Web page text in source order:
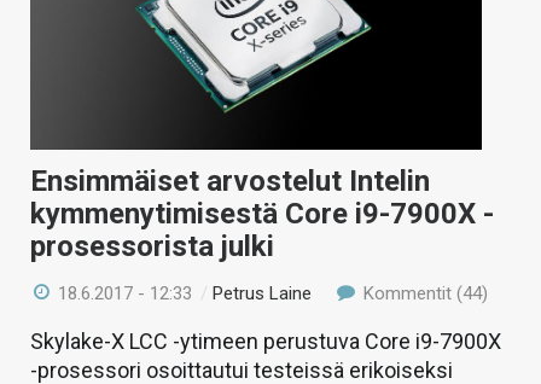
Ensimmäiset arvostelut Intelin
kymmenytimisestä Core i9-7900X -
prosessorista julki
18.6.2017 - 12:33 /Petrus Laine Kommentit (44)
Skylake-X LCC -ytimeen perustuva Core i9-7900X
-prosessori osoittautui testeissä erikoiseksi